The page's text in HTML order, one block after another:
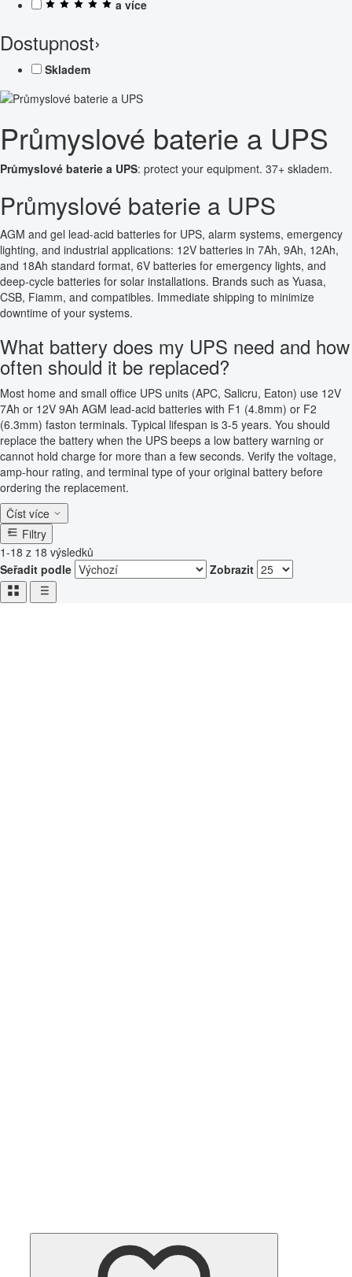
a více
Dostupnost›
Skladem
Průmyslové baterie a UPS
Průmyslové baterie a UPS: protect your equipment. 37+ skladem.
Průmyslové baterie a UPS
AGM and gel lead-acid batteries for UPS, alarm systems, emergency
lighting, and industrial applications: 12V batteries in 7Ah, 9Ah, 12Ah,
and 18Ah standard format, 6V batteries for emergency lights, and
deep-cycle batteries for solar installations. Brands such as Yuasa,
CSB, Fiamm, and compatibles. Immediate shipping to minimize
downtime of your systems.
What battery does my UPS need and how
often should it be replaced?
Most home and small office UPS units (APC, Salicru, Eaton) use 12V
7Ah or 12V 9Ah AGM lead-acid batteries with F1 (4.8mm) or F2
(6.3mm) faston terminals. Typical lifespan is 3-5 years. You should
replace the battery when the UPS beeps a low battery warning or
cannot hold charge for more than a few seconds. Verify the voltage,
amp-hour rating, and terminal type of your original battery before
ordering the replacement.
Číst více
Filtry
1-18 z 18 výsledků
Seřadit podle
Zobrazit